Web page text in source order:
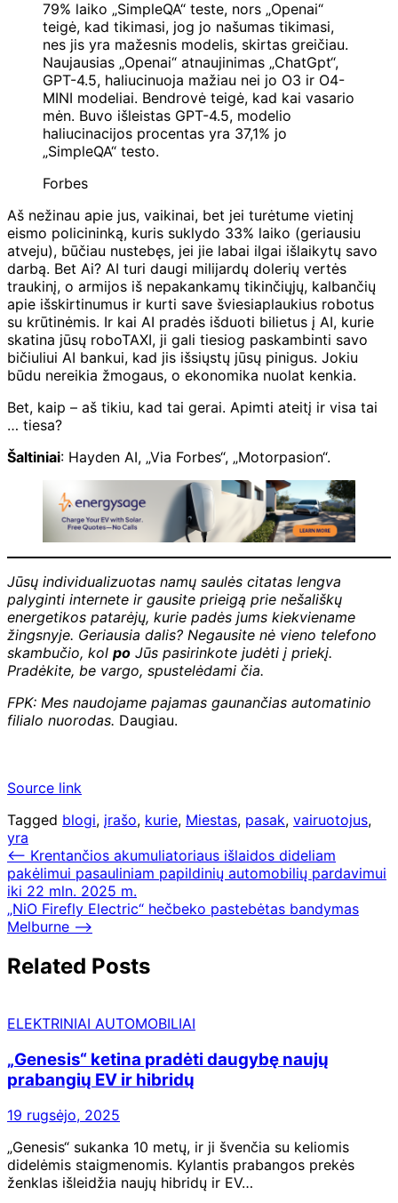
79% laiko „SimpleQA“ teste, nors „Openai“
teigė, kad tikimasi, jog jo našumas tikimasi,
nes jis yra mažesnis modelis, skirtas greičiau.
Naujausias „Openai“ atnaujinimas „ChatGpt“,
GPT-4.5, haliucinuoja mažiau nei jo O3 ir O4-
MINI modeliai. Bendrovė teigė, kad kai vasario
mėn. Buvo išleistas GPT-4.5, modelio
haliucinacijos procentas yra 37,1% jo
„SimpleQA“ testo.
Forbes
Aš nežinau apie jus, vaikinai, bet jei turėtume vietinį
eismo policininką, kuris suklydo 33% laiko (geriausiu
atveju), būčiau nustebęs, jei jie labai ilgai išlaikytų savo
darbą. Bet Ai? AI turi daugi milijardų dolerių vertės
traukinį, o armijos iš nepakankamų tikinčiųjų, kalbančių
apie išskirtinumus ir kurti save šviesiaplaukius robotus
su krūtinėmis. Ir kai AI pradės išduoti bilietus į AI, kurie
skatina jūsų roboTAXI, ji gali tiesiog paskambinti savo
bičiuliui AI bankui, kad jis išsiųstų jūsų pinigus. Jokiu
būdu nereikia žmogaus, o ekonomika nuolat kenkia.
Bet, kaip – aš tikiu, kad tai gerai. Apimti ateitį ir visa tai
… tiesa?
Šaltiniai: Hayden AI, „Via Forbes“, „Motorpasion“.
Jūsų individualizuotas namų saulės citatas lengva
palyginti internete ir gausite prieigą prie nešališkų
energetikos patarėjų, kurie padės jums kiekviename
žingsnyje. Geriausia dalis? Negausite nė vieno telefono
skambučio, kol po Jūs pasirinkote judėti į priekį.
Pradėkite, be vargo, spustelėdami čia.
FPK: Mes naudojame pajamas gaunančias automatinio
filialo nuorodas. Daugiau.
Source link
Tagged blogi, įrašo, kurie, Miestas, pasak, vairuotojus,
yra
Navigacija
tarp
įrašų
⟵ Krentančios akumuliatoriaus išlaidos dideliam
pakėlimui pasauliniam papildinių automobilių pardavimui
iki 22 mln. 2025 m.
„NiO Firefly Electric“ hečbeko pastebėtas bandymas
Melburne ⟶
Related Posts
ELEKTRINIAI AUTOMOBILIAI
„Genesis“ ketina pradėti daugybę naujų
prabangių EV ir hibridų
19 rugsėjo, 2025
„Genesis“ sukanka 10 metų, ir ji švenčia su keliomis
didelėmis staigmenomis. Kylantis prabangos prekės
ženklas išleidžia naujų hibridų ir EV…